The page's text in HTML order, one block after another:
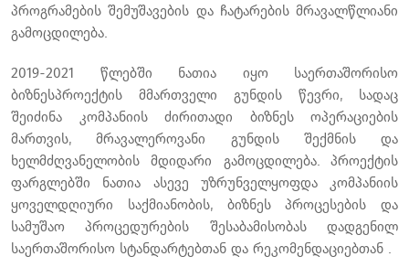
პროგრამების შემუშავების და ჩატარების მრავალწლიანი
გამოცდილება.
2019-2021 წლებში ნათია იყო საერთაშორისო
ბიზნესპროექტის მმართველი გუნდის წევრი, სადაც
შეიძინა კომპანიის ძირითადი ბიზნეს ოპერაციების
მართვის, მრავალეროვანი გუნდის შექმნის და
ხელმძღვანელობის მდიდარი გამოცდილება. პროექტის
ფარგლებში ნათია ასევე უზრუნველყოფდა კომპანიის
ყოველდღიური საქმიანობის, ბიზნეს პროცესების და
სამუშაო პროცედურების შესაბამისობას დადგენილ
საერთაშორისო სტანდარტებთან და რეკომენდაციებთან .